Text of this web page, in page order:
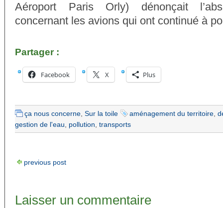
Aéroport Paris Orly) dénonçait
concernant les avions qui ont continué à
Partager :
Facebook X Plus
ça nous concerne Sur la toile aménagement du territoire
gestion de l'eau
pollution transports
previous post
Laisser un commentaire